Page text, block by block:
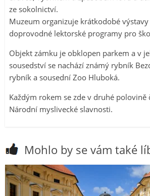
ze sokolnictví.
Muzeum organizuje krátkodobé
doprovodné lektorské programy pro
Objekt zámku je obklopen parkem a v
sousedství se nachází známý rybník
rybník a sousední Zoo Hluboká.
Každým rokem se zde v druhé polovině
Národní myslivecké slavnosti.
Mohlo by se vám také